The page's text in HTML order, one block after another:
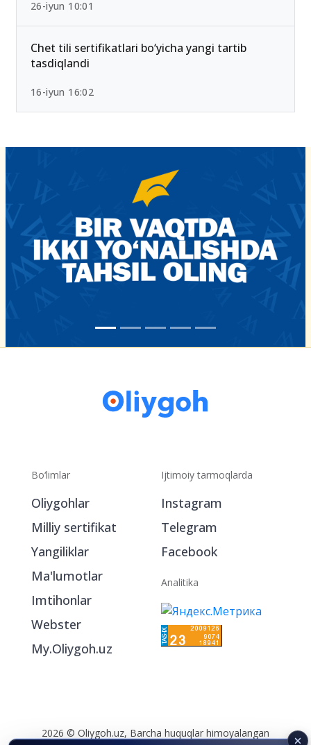
2026-yilda eng past ball bilan kirsa bo‘ladigan
OTMlar ro‘yxati
26-iyun 10:01
Chet tili sertifikatlari bo‘yicha yangi tartib
tasdiqlandi
Bo‘limlar
Oliygohlar
Milliy sertifikat
Yangiliklar
Ma'lumotlar
Imtihonlar
Ijtimoiy tarmoqlarda
Instagram
Analitika